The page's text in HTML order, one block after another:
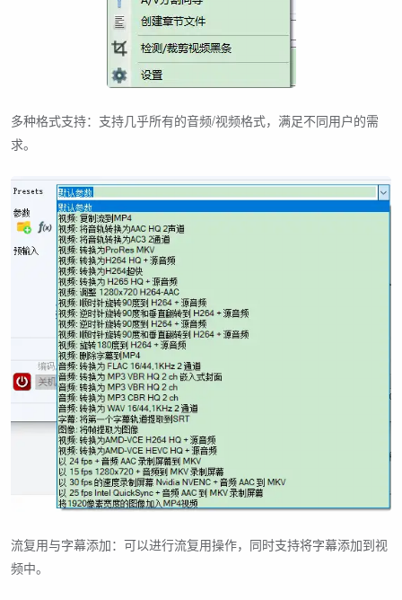
多种格式支持：支持几乎所有的音频/视频格式，满足不同用户的需
求。
流复用与字幕添加：可以进行流复用操作，同时支持将字幕添加到视
频中。